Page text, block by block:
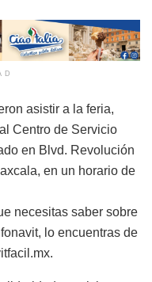
asistir a la feria,
Centro de Servicio
en Blvd. Revolución
en un horario de
necesitas saber sobre
lo encuentras de